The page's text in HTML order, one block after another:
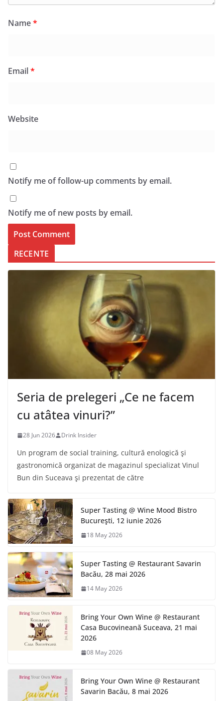
Name*
Email*
Website
Notify me of follow-up comments by email.
Notify me of new posts by email.
RECENTE
Seria de prelegeri „Ce ne facem
cu atâtea vinuri?”
28 Jun 2026 Drink Insider
Un program de social training, cultură enologică şi
gastronomică organizat de magazinul specializat Vinul
Bun din Suceava şi prezentat de către
Super Tasting @ Wine Mood Bistro
Bucureşti, 12 iunie 2026
18 May 2026
Super Tasting @ Restaurant Savarin
Bacău, 28 mai 2026
14 May 2026
Bring Your Own Wine @ Restaurant
Casa Bucovineană Suceava, 21 mai
2026
08 May 2026
Bring Your Own Wine @ Restaurant
Savarin Bacău, 8 mai 2026